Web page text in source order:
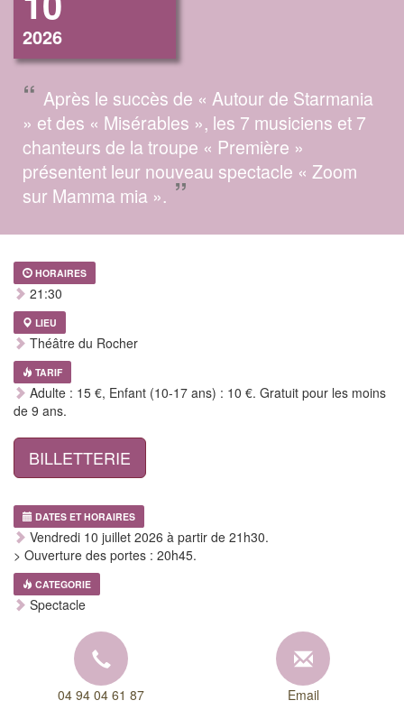
2026
“ Après le succès de « Autour de Starmania
» et des « Misérables », les 7 musiciens et 7
chanteurs de la troupe « Première »
présentent leur nouveau spectacle « Zoom
sur Mamma mia ». ”
HORAIRES
21:30
LIEU
Théâtre du Rocher
TARIF
Adulte : 15 €, Enfant (10-17 ans) : 10 €. Gratuit pour les moins
de 9 ans.
BILLETTERIE
DATES ET HORAIRES
Vendredi 10 juillet 2026 à partir de 21h30.
> Ouverture des portes : 20h45.
CATEGORIE
Spectacle
04 94 04 61 87 Email